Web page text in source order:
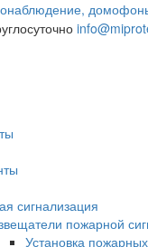
сигнализация
пожарной
Установка